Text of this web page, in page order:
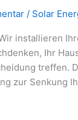
/ Solar
installieren
Ihr
treffen.
zur Senkung